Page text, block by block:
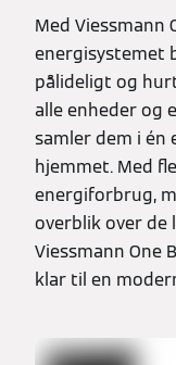
Med Viessmann
energisystemet
pålideligt og
alle enheder og
samler dem i én
hjemmet. Med
energiforbrug,
overblik over de
Viessmann One
klar til en